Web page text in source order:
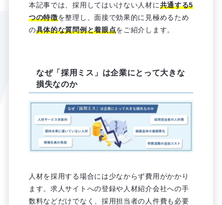
本記事では、採用してはいけない人材に共通する5
つの特徴を整理し、面接で効果的に見極めるため
の具体的な質問例と着眼点をご紹介します。
なぜ「採用ミス」は企業にとって大きな
損失なのか
人材を採用する場合には少なからず費用がかかり
ます。求人サイトへの登録や人材紹介会社への手
数料などだけでなく、採用担当者の人件費も必要